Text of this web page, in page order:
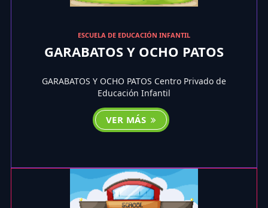
ESCUELA DE EDUCACIÓN INFANTIL
GARABATOS Y OCHO PATOS
GARABATOS Y OCHO PATOS Centro Privado de
Educación Infantil
VER MÁS